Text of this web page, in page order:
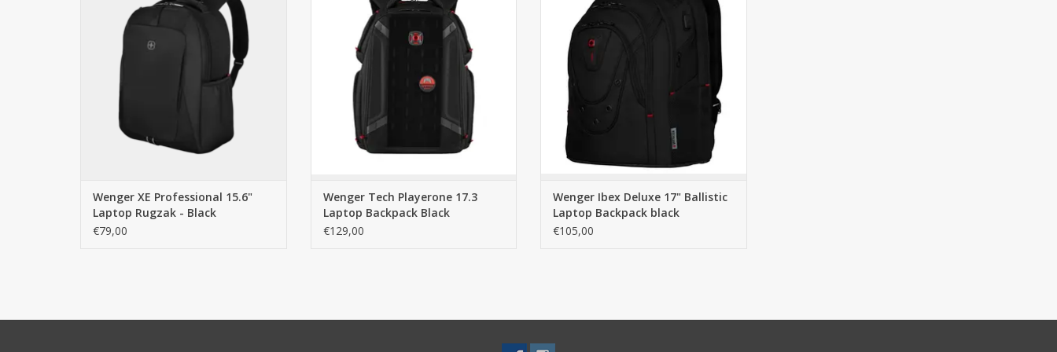
zakelijke rugzak bij Cargo Travelshop
TOEVOEGEN AAN WINKELWAGEN
Wenger XE Professional 15.6"
Laptop Rugzak - Black
€79,00
Cargo Travelshop Arnhem.
TOEVOEGEN AAN WINKELWAGEN
Wenger Tech Playerone 17.3
Laptop Backpack Black
€129,00
verkrijgbaar bij Cargo Travelshop Arnhem.
TOEVOEGEN AAN WINKELWAGEN
Wenger Ibex Deluxe 17" Ballistic
Laptop Backpack black
€105,00